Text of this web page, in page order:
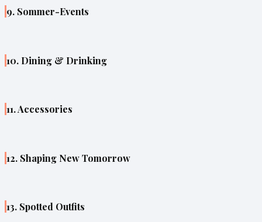
9. Sommer-Events
10. Dining & Drinking
11. Accessories
12. Shaping New Tomorrow
13. Spotted Outfits